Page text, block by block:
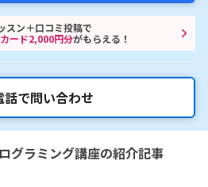
スン＋口コミ投稿で
ード2,000円分がもらえる！
話で問い合わせ
グラミング講座の紹介記事